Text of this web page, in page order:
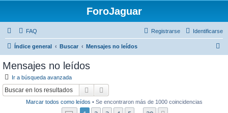
ForoJaguar
FAQ Identificarse
Registrarse
Índice general Buscar Mensajes no leídos
Mensajes no leídos
Ir a búsqueda avanzada
Buscar
Marcar todos como leídos • Se encontraron más de 1000 coincidencias